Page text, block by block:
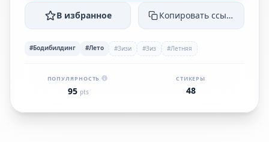
В избранное Копировать ссылку
#Бодибилдинг #Лето #Зизи #Зиз #Летняя
ПОПУЛЯРНОСТЬ
95 pts
СТИКЕРЫ
48